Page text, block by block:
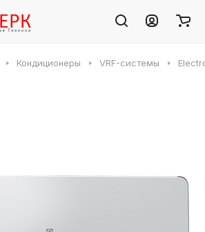
Кондиционеры VRF-системы